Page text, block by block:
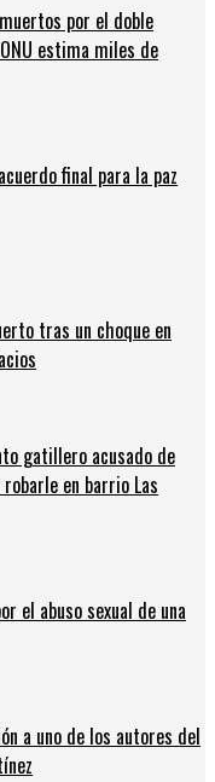
por el doble
estima miles de
final para la paz
tras un choque en
gatillero acusado de
en barrio Las
el abuso sexual de una
a uno de los autores del